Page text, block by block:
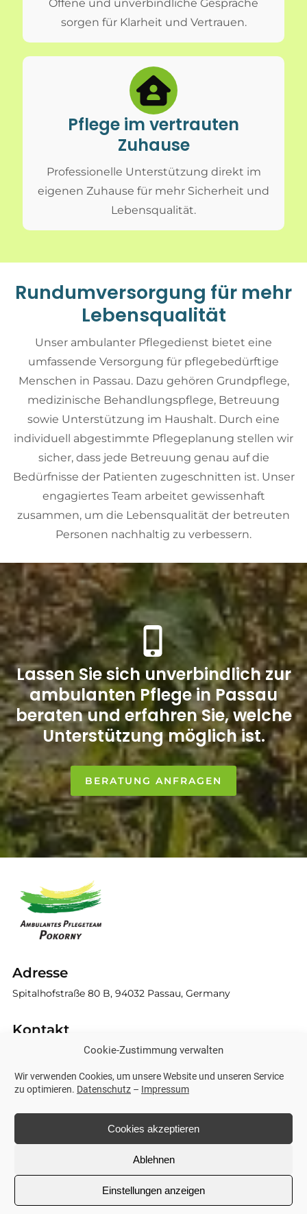
Cookie-Zustimmung verwalten
Wir verwenden Cookies, um unsere Website und unseren Service
zu optimieren. Datenschutz – Impressum
Cookies akzeptieren
Ablehnen
Einstellungen anzeigen
Offene und unverbindliche Gespräche
sorgen für Klarheit und Vertrauen.
Pflege im vertrauten
Zuhause
Professionelle Unterstützung direkt im
eigenen Zuhause für mehr Sicherheit und
Lebensqualität.
Rundumversorgung für mehr
Lebensqualität
Unser ambulanter Pflegedienst bietet eine
umfassende Versorgung für pflegebedürftige
Menschen in Passau. Dazu gehören Grundpflege,
medizinische Behandlungspflege, Betreuung
sowie Unterstützung im Haushalt. Durch eine
individuell abgestimmte Pflegeplanung stellen wir
sicher, dass jede Betreuung genau auf die
Bedürfnisse der Patienten zugeschnitten ist. Unser
engagiertes Team arbeitet gewissenhaft
zusammen, um die Lebensqualität der betreuten
Personen nachhaltig zu verbessern.
Lassen Sie sich unverbindlich zur
ambulanten Pflege in Passau
beraten und erfahren Sie, welche
Unterstützung möglich ist.
BERATUNG ANFRAGEN
Adresse
Spitalhofstraße 80 B, 94032 Passau, Germany
Kontakt
0851 49049949
Datenschutz
© 2026 | ambulantes Pflegeteam Pokorny